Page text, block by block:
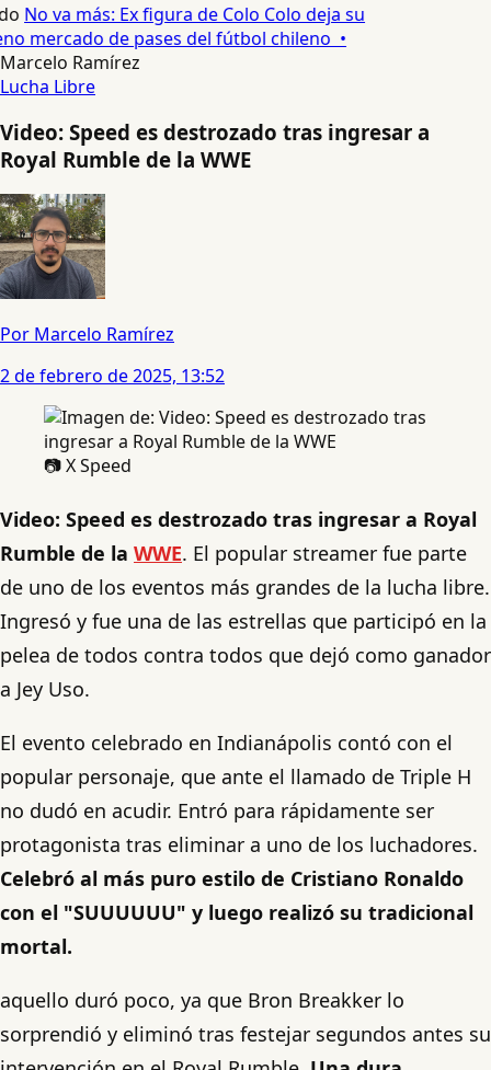
No va más: Ex figura de Colo Colo deja su
mercado de pases del fútbol chileno •
Marcelo Ramírez
Lucha Libre
Video: Speed es destrozado tras ingresar a
Royal Rumble de la WWE
Por Marcelo Ramírez
2 de febrero de 2025, 13:52
📷 X Speed
Video: Speed es destrozado tras ingresar a Royal
Rumble de la WWE. El popular streamer fue parte
de uno de los eventos más grandes de la lucha libre.
Ingresó y fue una de las estrellas que participó en la
pelea de todos contra todos que dejó como ganador
a Jey Uso.
El evento celebrado en Indianápolis contó con el
popular personaje, que ante el llamado de Triple H
no dudó en acudir. Entró para rápidamente ser
protagonista tras eliminar a uno de los luchadores.
Celebró al más puro estilo de Cristiano Ronaldo
con el "SUUUUUU" y luego realizó su tradicional
mortal.
aquello duró poco, ya que Bron Breakker lo
sorprendió y eliminó tras festejar segundos antes su